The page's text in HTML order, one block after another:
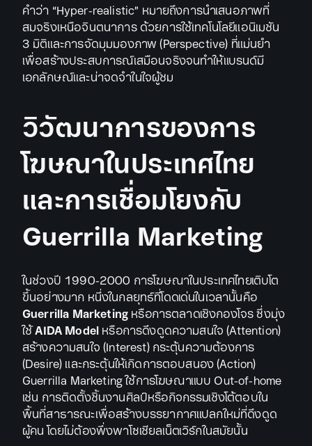
คำว่า “Hyper-realistic” หมายถึงการนำเสนอภาพที่
สมจริงเหนือจินตนาการ ด้วยการใช้เทคโนโลยีแอนิเมชัน
3 มิติและการจัดมุมมองภาพ (Perspective) ที่แม่นยำ
เพื่อสร้างประสบการณ์เสมือนจริงจนทำให้แบรนด์มี
เอกลักษณ์และน่าจดจำในใจผู้ชม
วิวัฒนาการของการ
โฆษณาในประเทศไทย
และการเชื่อมโยงกับ
Guerrilla Marketing
ในช่วงปี 1990-2000 การโฆษณาในประเทศไทยเติบโต
ขึ้นอย่างมาก หนึ่งในกลยุทธ์ที่โดดเด่นในเวลานั้นคือ
Guerrilla Marketingหรือการตลาดเชิงกองโจร ซึ่งมุ่ง
ใช้AIDA Modelหรือการดึงดูดความสนใจ (Attention)
สร้างความสนใจ (Interest) กระตุ้นความต้องการ
(Desire) และกระตุ้นให้เกิดการตอบสนอง (Action)
Guerrilla Marketing ใช้การโฆษณาแบบ Out-of-home
เช่น การติดตั้งชิ้นงานศิลป์หรือกิจกรรมเชิงโต้ตอบใน
พื้นที่สาธารณะเพื่อสร้างบรรยากาศแปลกใหม่ที่ดึงดูด
ผู้คน โดยไม่ต้องพึ่งพาโซเชียลเน็ตเวิร์กในสมัยนั้น